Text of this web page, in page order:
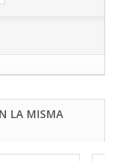
LA MISMA